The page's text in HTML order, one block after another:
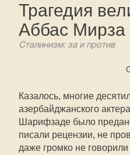
Трагедия
Аббас
Сталинизм: за и против
Казалось, многие
азербайджанского
Шарифзаде было
писали рецензии, не
даже громко не